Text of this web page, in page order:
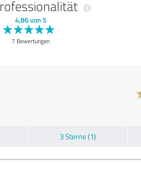
4,86 von 5
7 Bewertungen
3 Sterne (1)